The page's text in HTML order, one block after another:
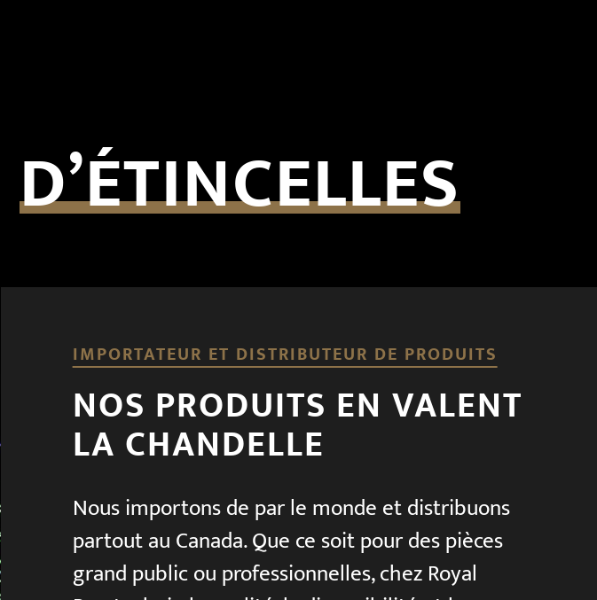
D’ÉTINCELLES
IMPORTATEUR ET DISTRIBUTEUR DE PRODUITS
NOS PRODUITS EN VALENT
LA CHANDELLE
Nous importons de par le monde et distribuons
partout au Canada. Que ce soit pour des pièces
grand public ou professionnelles, chez Royal